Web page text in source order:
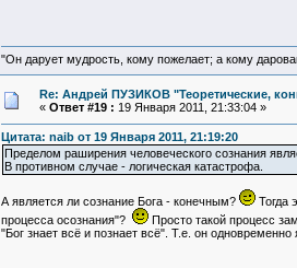
"Он дарует мудрость, кому пожелает; а кому
Re: Андрей ПУЗИКОВ "Теоретические,
« Ответ #19 : 19 Января 2011, 21:33:04 »
Цитата: naib от 19 Января 2011, 21:19:20
Пределом раширения человеческого сознания
В противном случае - логическая катастрофа.
А является ли сознание Бога - конечным? Тогда
процесса осознания"?
Просто такой процесс
"Бог знает всё и познает всё". Т.е. он